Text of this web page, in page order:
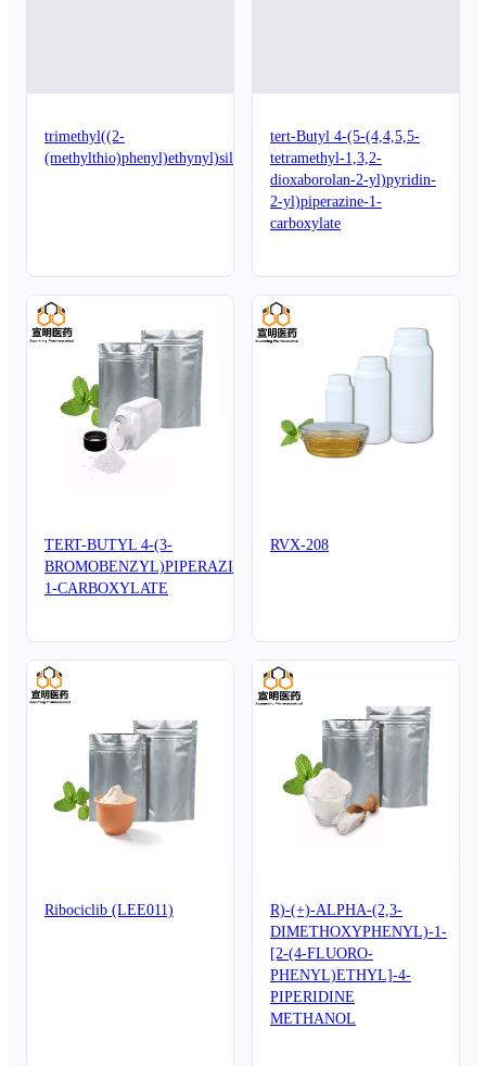
trimethyl((2-
(methylthio)phenyl)ethynyl)silane
tert-Butyl 4-(5-(4,4,5,5-
tetramethyl-1,3,2-
dioxaborolan-2-yl)pyridin-
2-yl)piperazine-1-
carboxylate
TERT-BUTYL 4-(3-
BROMOBENZYL)PIPERAZINE-
1-CARBOXYLATE
RVX-208
Ribociclib (LEE011)
R)-(+)-ALPHA-(2,3-
DIMETHOXYPHENYL)-1-
[2-(4-FLUORO-
PHENYL)ETHYL]-4-
PIPERIDINE
METHANOL